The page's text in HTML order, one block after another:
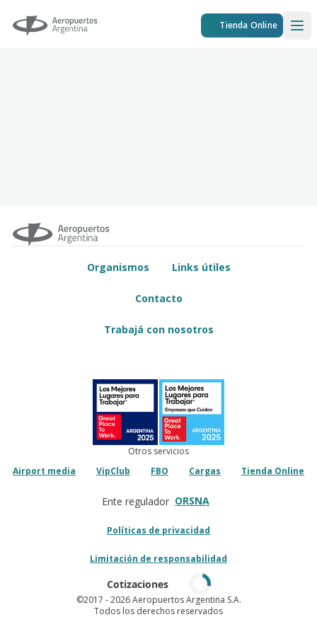
Aeropuertos Argentina Tienda Online
Organismos Links útiles
Contacto
Trabajá con nosotros
Otros servicios
Airport media
VipClub FBO Cargas Tienda Online
Ente regulador ORSNA
Políticas de privacidad
Limitación de responsabilidad
Cotizaciones
©2017 - 2026 Aeropuertos Argentina S.A.
Todos los derechos reservados